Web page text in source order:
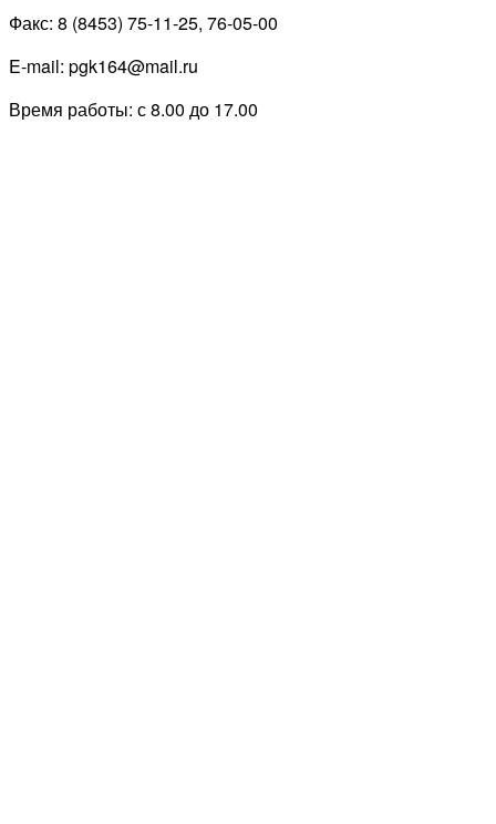
Факс: 8 (8453) 75-11-25, 76-05-00
E-mail: pgk164@mail.ru
Время работы: с 8.00 до 17.00